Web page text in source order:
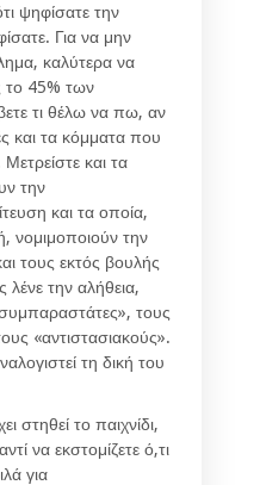
ψηφίσατε την
Για να μην
καλύτερα να
το 45% των
τι θέλω να πω, αν
και τα κόμματα που
και τα
την
και τα οποία,
νομιμοποιούν την
τους εκτός βουλής
την αλήθεια,
τους
«αντιστασιακούς».
τη δική του
στηθεί το παιχνίδι,
να εκστομίζετε ό,τι
για